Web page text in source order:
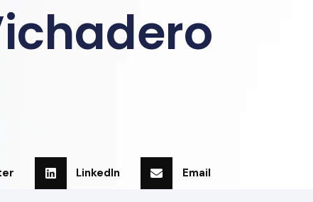
LinkedIn Email